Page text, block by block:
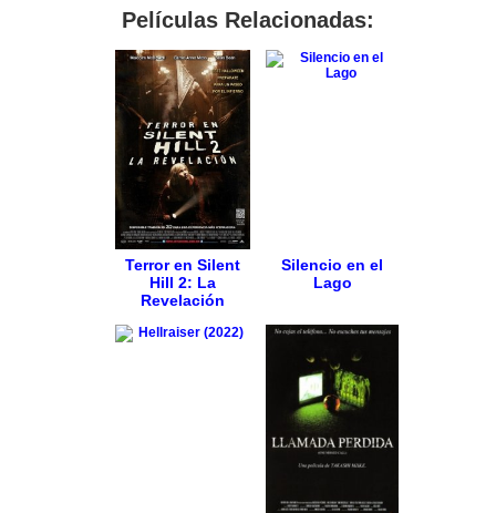
Películas Relacionadas:
Terror en Silent
Hill 2: La
Revelación
Silencio en el
Lago